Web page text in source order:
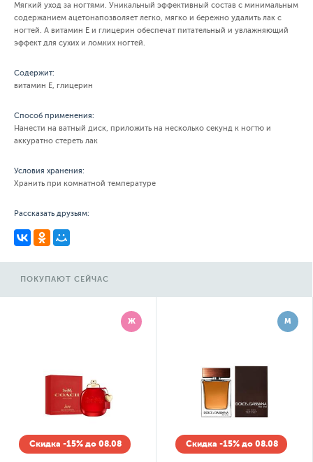
Мягкий уход за ногтями. Уникальный эффективный состав с минимальным
содержанием ацетонапозволяет легко, мягко и бережно удалить лак с
ногтей. А витамин Е и глицерин обеспечат питательный и увлажняющий
эффект для сухих и ломких ногтей.
Содержит:
витамин Е, глицерин
Способ применения:
Нанести на ватный диск, приложить на несколько секунд к ногтю и
аккуратно стереть лак
Условия хранения:
Хранить при комнатной температуре
Рассказать друзьям:
ПОКУПАЮТ СЕЙЧАС
Ж
Скидка -15% до 08.08
М
Скидка -15% до 08.08